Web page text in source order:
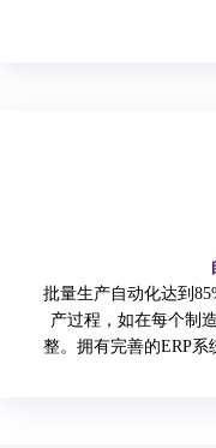
批量生产自动化达到
产过程，如在每个制
整。拥有完善的ERP系